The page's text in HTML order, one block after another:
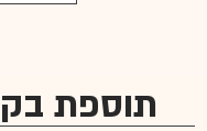
תוספת